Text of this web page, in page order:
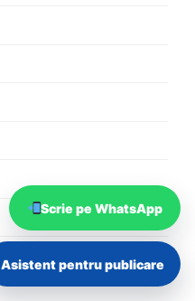
Scrie pe WhatsApp
Asistent pentru publicare